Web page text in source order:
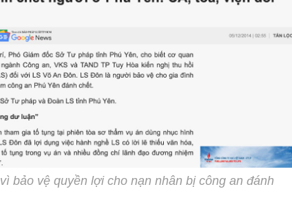
bảo vệ quyền lợi cho nạn nhân bị công an đánh